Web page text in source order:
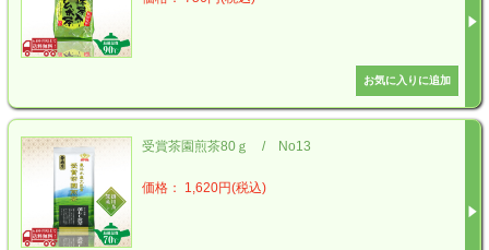
受賞茶園煎茶80ｇ / No13
価格： 1,620円(税込)